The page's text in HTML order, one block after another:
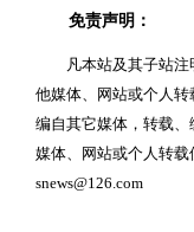
免责声明：
凡本站及其子站注明
他媒体、网站或个人
编自其它媒体，转载
媒体、网站或个人转
snews@126.com